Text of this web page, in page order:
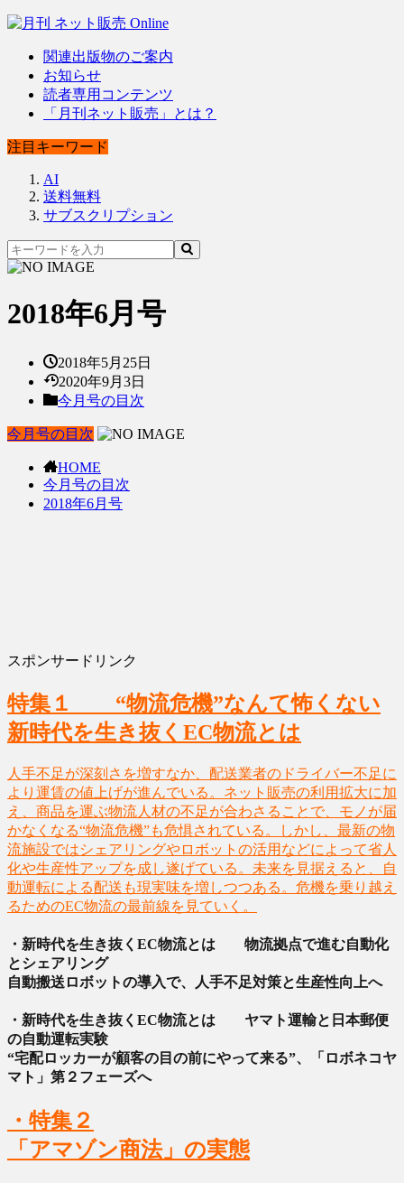
関連出版物のご案内
お知らせ
読者専用コンテンツ
「月刊ネット販売」とは？
注目キーワード
AI
送料無料
サブスクリプション
2018年6月号
2018年5月25日
2020年9月3日
今月号の目次
今月号の目次
HOME
今月号の目次
2018年6月号
スポンサードリンク
特集１ “物流危機”なんて怖くない
新時代を生き抜くEC物流とは
人手不足が深刻さを増すなか、配送業者のドライバー不足に
より運賃の値上げが進んでいる。ネット販売の利用拡大に加
え、商品を運ぶ物流人材の不足が合わさることで、モノが届
かなくなる“物流危機”も危惧されている。しかし、最新の物
流施設ではシェアリングやロボットの活用などによって省人
化や生産性アップを成し遂げている。未来を見据えると、自
動運転による配送も現実味を増しつつある。危機を乗り越え
るためのEC物流の最前線を見ていく。
・新時代を生き抜くEC物流とは 物流拠点で進む自動化
とシェアリング
自動搬送ロボットの導入で、人手不足対策と生産性向上へ
・新時代を生き抜くEC物流とは ヤマト運輸と日本郵便
の自動運転実験
“宅配ロッカーが顧客の目の前にやって来る”、「ロボネコヤ
マト」第２フェーズへ
・特集２
「アマゾン商法」の実態